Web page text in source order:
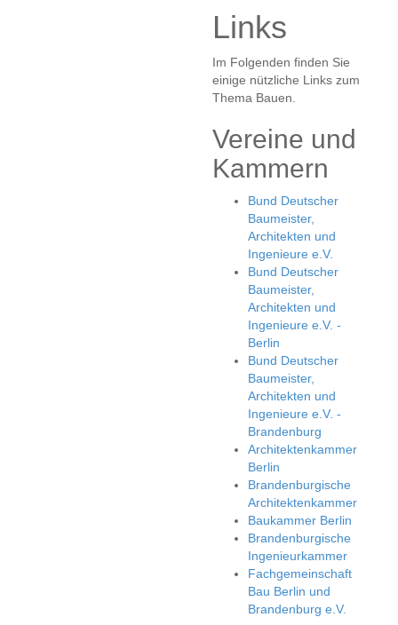
Links
Im Folgenden finden Sie
einige nützliche Links zum
Thema Bauen.
Vereine und
Kammern
Bund Deutscher
Baumeister,
Architekten und
Ingenieure e.V.
Bund Deutscher
Baumeister,
Architekten und
Ingenieure e.V. -
Berlin
Bund Deutscher
Baumeister,
Architekten und
Ingenieure e.V. -
Brandenburg
Architektenkammer
Berlin
Brandenburgische
Architektenkammer
Baukammer Berlin
Brandenburgische
Ingenieurkammer
Fachgemeinschaft
Bau Berlin und
Brandenburg e.V.